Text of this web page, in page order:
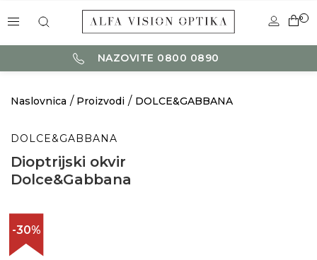
0
NAZOVITE 0800 0890
Naslovnica Proizvodi DOLCE&GABBANA
DOLCE&GABBANA
Dioptrijski okvir
Dolce&Gabbana
-30%